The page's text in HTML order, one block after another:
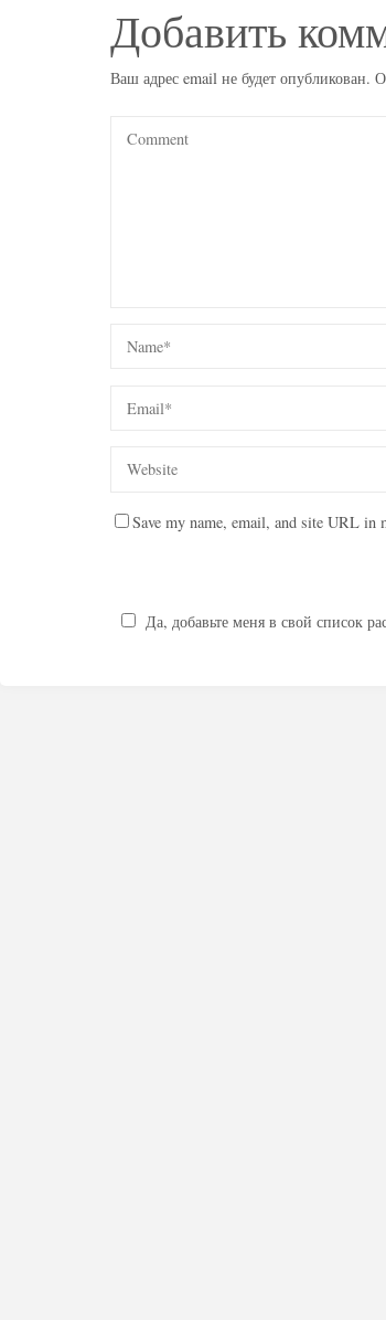
Добавить
Ваш адрес email не будет опубликован.
Save my name, email, and site URL in
Да, добавьте меня в свой список